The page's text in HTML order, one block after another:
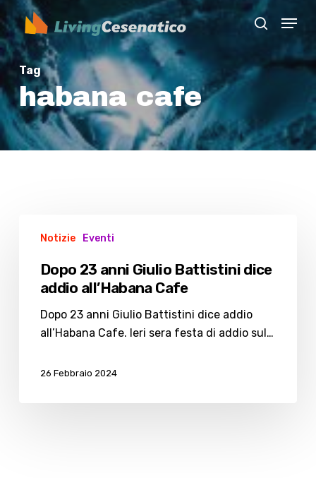
Skip
to
main
content
search
Menu
Tag
habana cafe
Giulio
Battistini
addio
Cafe
Notizie Eventi
Dopo 23 anni Giulio Battistini dice
addio all’Habana Cafe
Dopo 23 anni Giulio Battistini dice addio
all’Habana Cafe. Ieri sera festa di addio sul…
26 Febbraio 2024
Close
Menu